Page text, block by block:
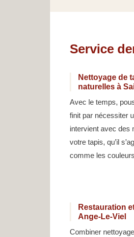
Service
Nettoyage de
naturelles à
Avec le temps,
finit par nécessiter
intervient avec des
votre tapis, qu’il
comme les
Restauration
Ange-Le-Viel
Combiner